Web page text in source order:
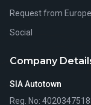
Request from Europe
Social
Company
SIA Autotown
Reg. No: